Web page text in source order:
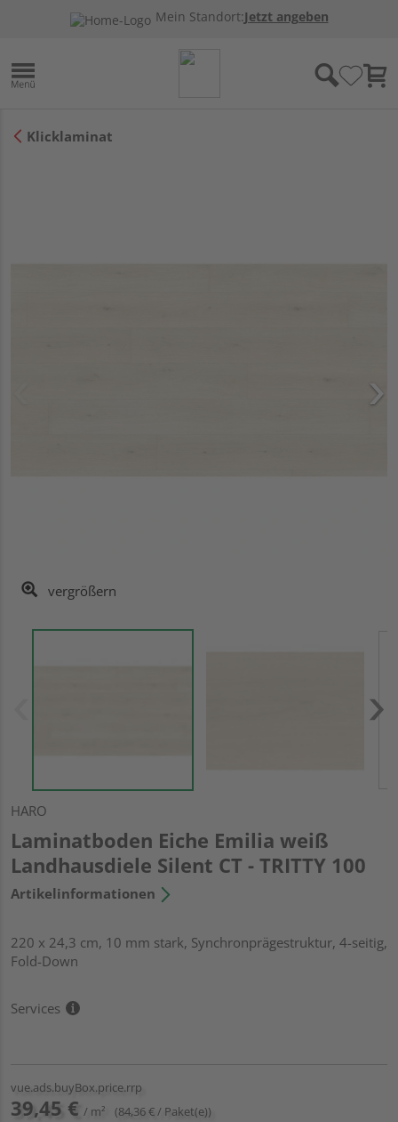
Mein Standort:Jetzt angeben
Klicklaminat
vergrößern
HARO
Laminatboden Eiche Emilia weiß
Landhausdiele Silent CT - TRITTY 100
Artikelinformationen
220 x 24,3 cm, 10 mm stark, Synchronprägestruktur, 4-seitig,
Fold-Down
Services
vue.ads.buyBox.price.rrp
39,45 € / m² (84,36 € / Paket(e))